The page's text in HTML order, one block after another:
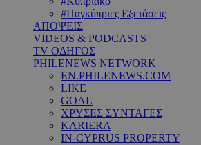
#Παγκύπριες Εξετάσεις
ΑΠΟΨΕΙΣ
VIDEOS & PODCASTS
TV ΟΔΗΓΟΣ
PHILENEWS NETWORK
EN.PHILENEWS.COM
LIKE
GOAL
ΧΡΥΣΕΣ ΣΥΝΤΑΓΕΣ
KARIERA
IN-CYPRUS PROPERTY